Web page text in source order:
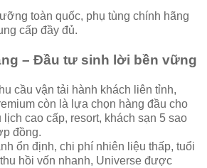
toàn quốc, phụ tùng chính hãng
cấp đầy đủ.
– Đầu tư sinh lời bền vững
cầu vận tải hành khách liên tỉnh,
còn là lựa chọn hàng đầu cho
cao cấp, resort, khách sạn 5 sao
đồng.
ổn định, chi phí nhiên liệu thấp, tuổi
hồi vốn nhanh, Universe được